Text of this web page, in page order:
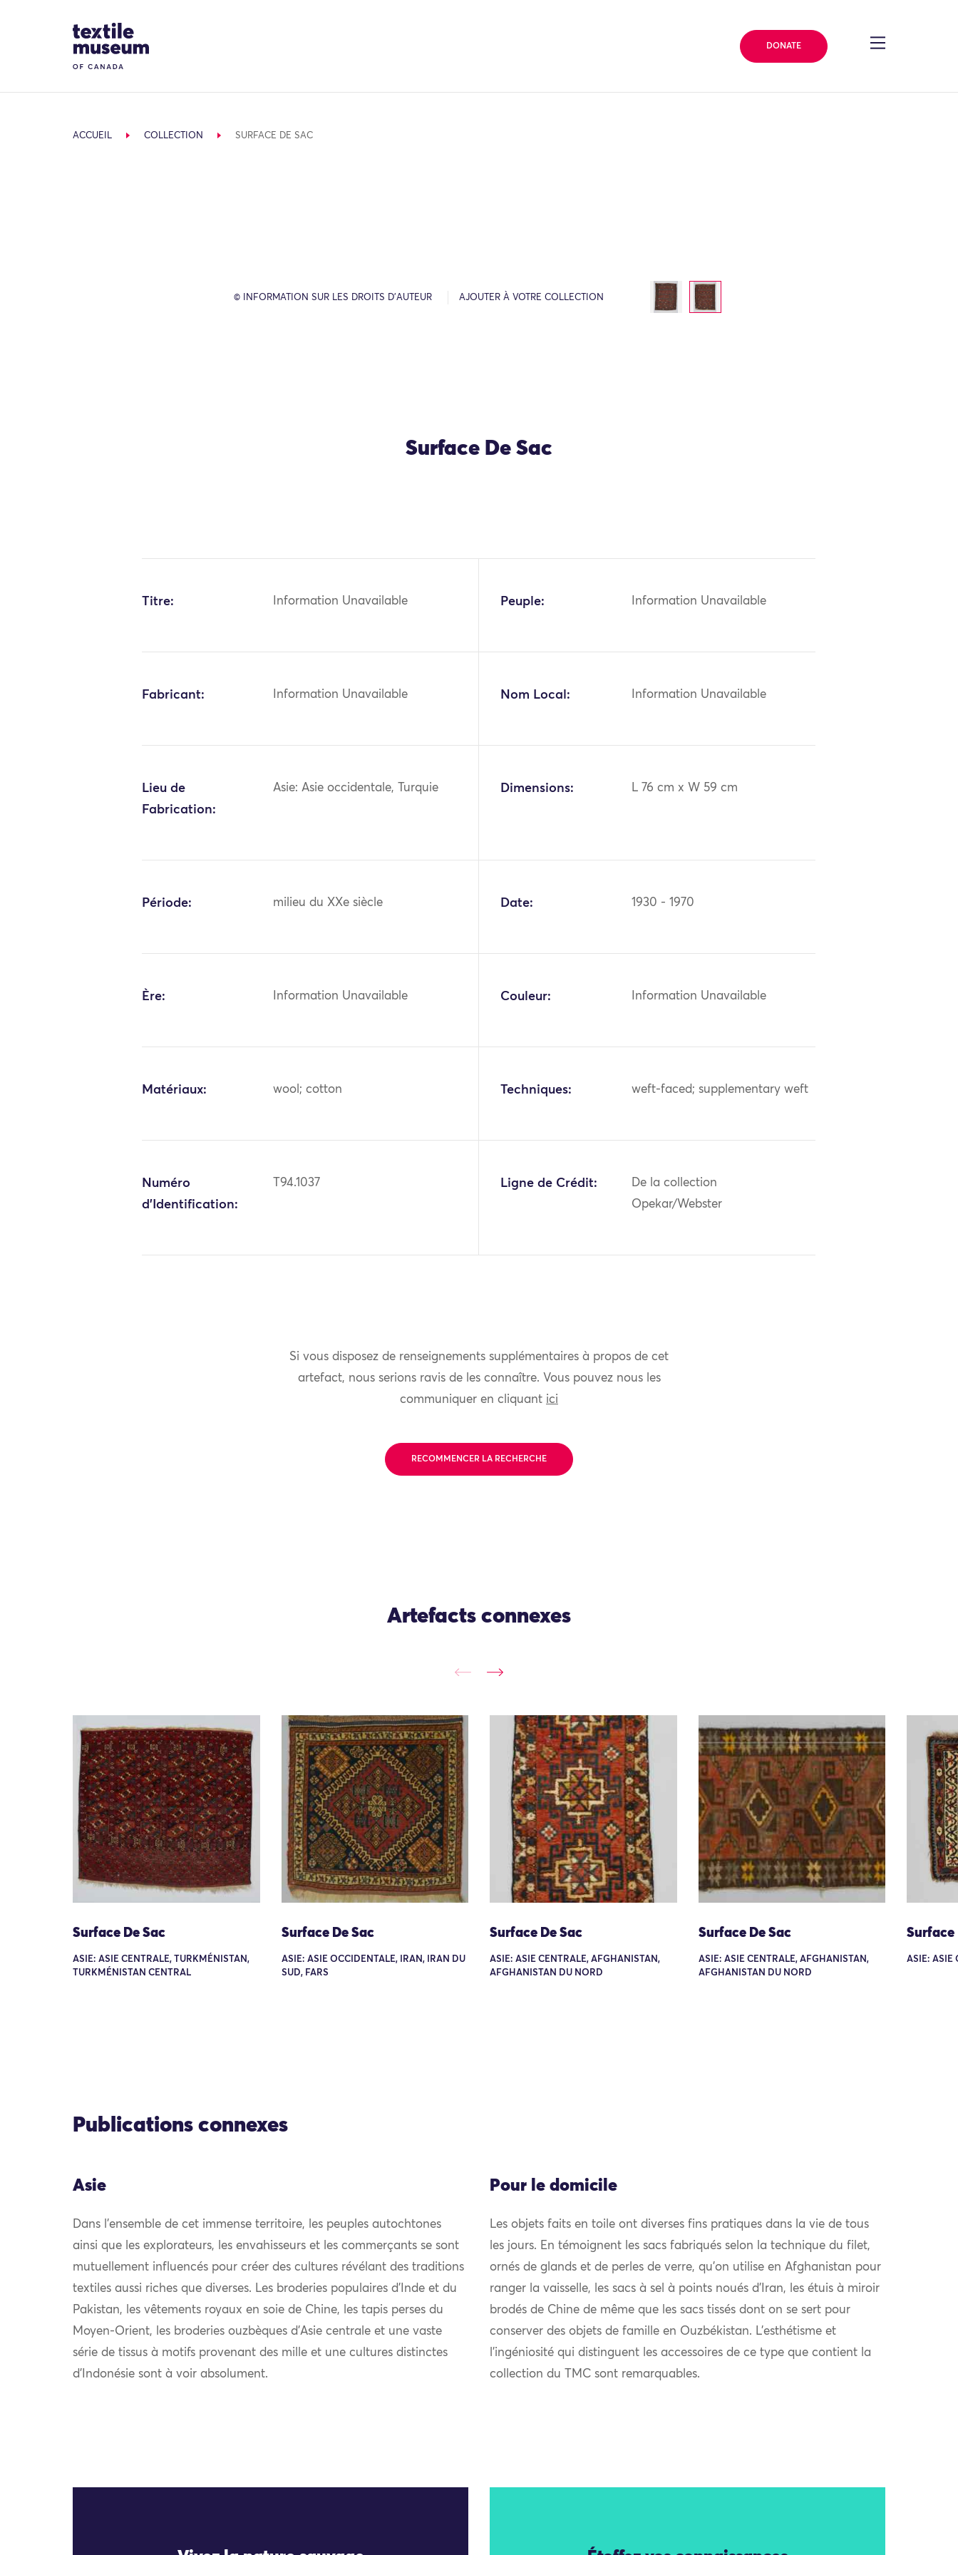
Site Logo
DONATE
ACCUEIL COLLECTION SURFACE DE SAC
© INFORMATION SUR LES DROITS D’AUTEUR AJOUTER À VOTRE COLLECTION
Surface De Sac
Titre: Information Unavailable Peuple: Information Unavailable
Fabricant: Information Unavailable Nom Local: Information Unavailable
Lieu de
Fabrication:
Asie: Asie occidentale, Turquie Dimensions: L 76 cm x W 59 cm
Période: milieu du XXe siècle Date: 1930 - 1970
Ère: Information Unavailable Couleur: Information Unavailable
Matériaux: wool; cotton Techniques: weft-faced; supplementary weft
Numéro
d'Identification:
T94.1037 Ligne de Crédit:
De la collection
Opekar/Webster
Si vous disposez de renseignements supplémentaires à propos de cet
artefact, nous serions ravis de les connaître. Vous pouvez nous les
communiquer en cliquant ici
RECOMMENCER LA RECHERCHE
Artefacts connexes
Surface De Sac
ASIE: ASIE CENTRALE, TURKMÉNISTAN,
TURKMÉNISTAN CENTRAL
Surface De Sac
ASIE: ASIE OCCIDENTALE, IRAN, IRAN DU
SUD, FARS
Surface De Sac
ASIE: ASIE CENTRALE, AFGHANISTAN,
AFGHANISTAN DU NORD
Surface De Sac
ASIE: ASIE CENTRALE, AFGHANISTAN,
AFGHANISTAN DU NORD
Surface
ASIE: ASIE
Publications connexes
Asie
Dans l’ensemble de cet immense territoire, les peuples autochtones
ainsi que les explorateurs, les envahisseurs et les commerçants se sont
mutuellement influencés pour créer des cultures révélant des traditions
textiles aussi riches que diverses. Les broderies populaires d’Inde et du
Pakistan, les vêtements royaux en soie de Chine, les tapis perses du
Moyen-Orient, les broderies ouzbèques d’Asie centrale et une vaste
série de tissus à motifs provenant des mille et une cultures distinctes
d’Indonésie sont à voir absolument.
Pour le domicile
Les objets faits en toile ont diverses fins pratiques dans la vie de tous
les jours. En témoignent les sacs fabriqués selon la technique du filet,
ornés de glands et de perles de verre, qu’on utilise en Afghanistan pour
ranger la vaisselle, les sacs à sel à points noués d’Iran, les étuis à miroir
brodés de Chine de même que les sacs tissés dont on se sert pour
conserver des objets de famille en Ouzbékistan. L’esthétisme et
l’ingéniosité qui distinguent les accessoires de ce type que contient la
collection du TMC sont remarquables.